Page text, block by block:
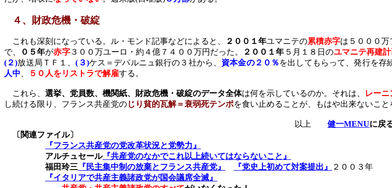
４、財政危機・破綻
これも深刻になっている。ル・モンド記事などによると、 ２００１年ユマニテの累積赤字は５０００万
で、
０５年が赤字３００万ユーロ・約４億７４００万円だった。 ２００１年 ５月１８日のユマニテ再建
( ２)放送局ＴＦ１、( ３)ケス＝デパルニュ銀行の３社から、 資本金の２０％ を出してもらって、発行を存
人中
５０人をリストラで解雇する。
これら、 選挙、党員数、機関紙、財政危機・破綻のデータ全体は何を示しているのか。それは、 レーニ
し続ける限り、フランス共産党のじり貧的瓦解＝衰弱死テンポを食い止めることが、もはや出来ないこと
以上 健一MENUに戻
〔関連ファイル〕
『フランス共産党の党改革状況と党勢力』
アルチュセール『共産党のなかでこれ以上続いてはならないこと』
福田玲三 『民主集中制の放棄とフランス共産党』 『党史上初めて対案提出』
２００３年
『イタリアで共産主義諸政党が国会議席全滅』